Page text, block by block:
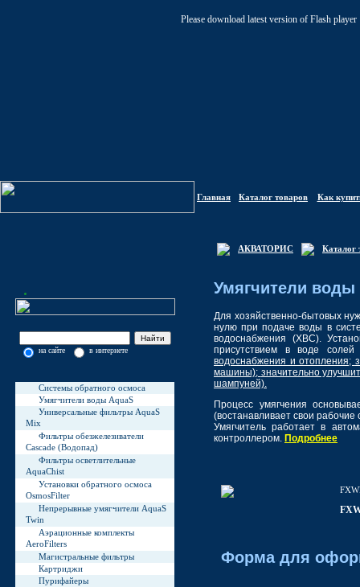
Please download latest version of Flash player
Главная Каталог товаров Как
на сайте в интернете
Системы обратного осмоса
Умягчители воды AquaS
Универсальные фильтры AquaS
Mix
Фильтры обезжелезиватели
Cascade (Водопад)
Фильтры осветлительные
AquaChist
Установки обратного осмоса
OsmosFilter
Непрерывные умягчители AquaS
Twin
Аэрационные комплекты
AeroFilters
Магистральные фильтры
Картриджи
Пурифайеры
АКВАТОРИС Каталог
Умягчители воды
Для хозяйственно-бытовых
нулю при подаче воды в
водоснабжения (ХВС).
присутствием в воде
водоснабжения и отопления;
машины); значительно
шампуней).
Процесс умягчения
(востанавливает свои
Умягчитель работает в
контроллером. Подробнее
Форма для